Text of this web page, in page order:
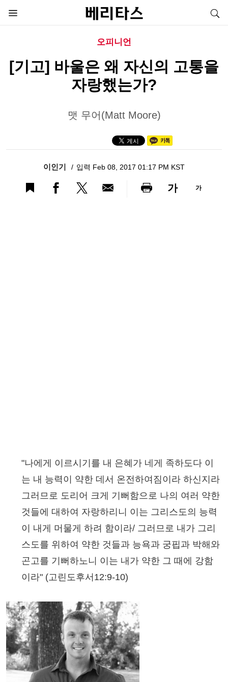
오피니언
[기고] 바울은 왜 자신의 고통을
자랑했는가?
맷 무어(Matt Moore)
이인기 입력 Feb 08, 2017 01:17 PM KST
가 가
"나에게 이르시기를 내 은혜가 네게 족하도다 이
는 내 능력이 약한 데서 온전하여짐이라 하신지라
그러므로 도리어 크게 기뻐함으로 나의 여러 약한
것들에 대하여 자랑하리니 이는 그리스도의 능력
이 내게 머물게 하려 함이라/ 그러므로 내가 그리
스도를 위하여 약한 것들과 능욕과 궁핍과 박해와
곤고를 기뻐하노니 이는 내가 약한 그 때에 강함
이라" (고린도후서12:9-10)